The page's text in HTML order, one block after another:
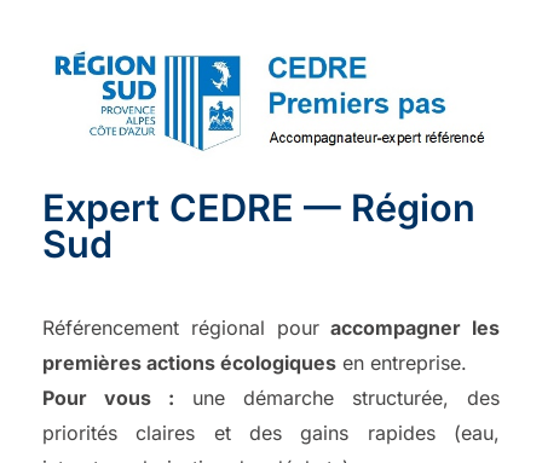
Expert CEDRE — Région
Sud
Référencement régional pouraccompagner les
premières actions écologiques en entreprise.
Pour vous : une démarche structurée, des
priorités claires et des gains rapides (eau,